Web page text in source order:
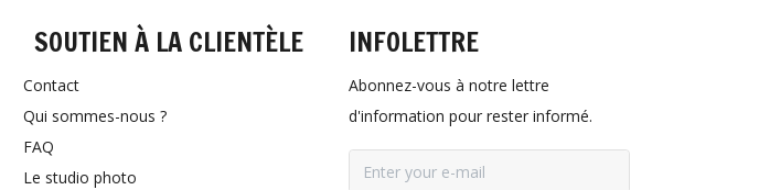
SOUTIEN À LA CLIENTÈLE
Contact
Qui sommes-nous ?
FAQ
Le studio photo
INFOLETTRE
Abonnez-vous à notre lettre
d'information pour rester informé.